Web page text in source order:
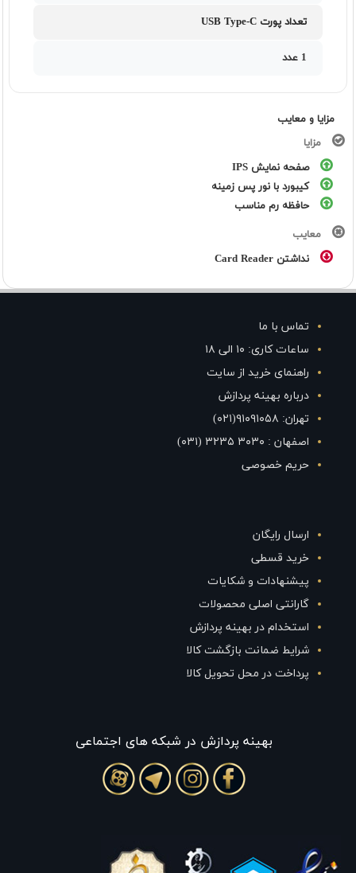
تعداد پورت USB Type-C
1 عدد
مزایا و معایب
مزایا
صفحه نمایش IPS
کیبورد با نور پس زمینه
حافظه رم مناسب
معایب
نداشتن Card Reader
تماس با ما
ساعات کاری: ۱۰ الی ۱۸
راهنمای خرید از سایت
درباره بهینه پردازش
تهران: ۹۱۰۹۱۰۵۸(۰۲۱)
اصفهان : ۳۰۳۰ ۳۲۳۵ (۰۳۱)
حریم خصوصی
ارسال رایگان
خرید قسطی
پیشنهادات و شکایات
گارانتی اصلی محصولات
استخدام در بهینه پردازش
شرایط ضمانت بازگشت کالا
پرداخت در محل تحویل کالا
بهينه پردازش در شبکه های اجتماعی